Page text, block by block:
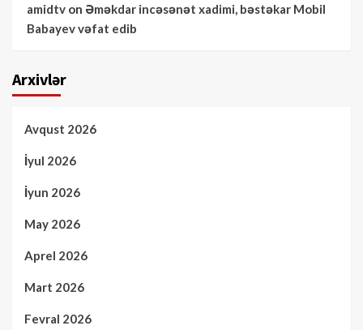
amidtv on Əməkdar incəsənət xadimi, bəstəkar Mobil
Babayev vəfat edib
Arxivlər
Avqust 2026
İyul 2026
İyun 2026
May 2026
Aprel 2026
Mart 2026
Fevral 2026